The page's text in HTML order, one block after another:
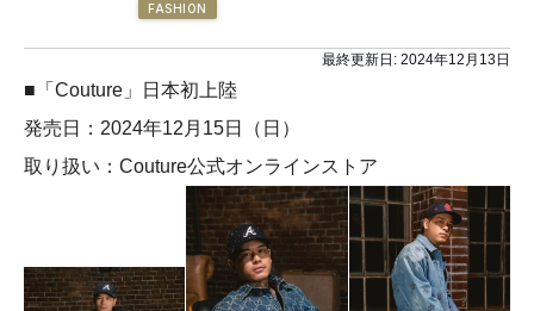
FASHION
最終更新日: 2024年12月13日
■「Couture」日本初上陸
発売日：2024年12月15日（日）
取り扱い：Couture公式オンラインストア